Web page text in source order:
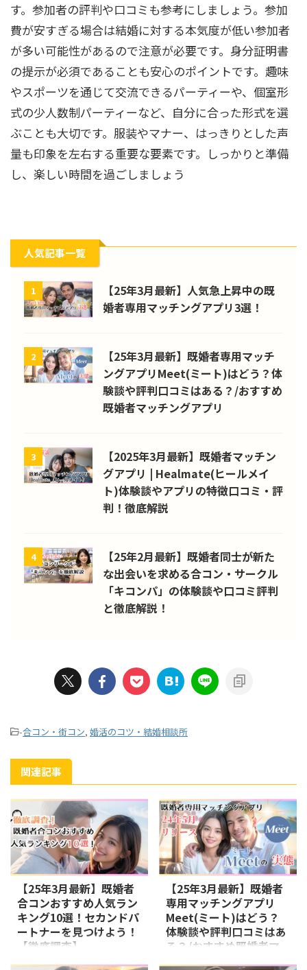
す。参加者の評判や口コミも参考にしましょう。参加
費が安すぎる場合は結婚に対する本気度が低い参加者
が多い可能性があるので注意が必要です。身分証明書
の提示が必須であることも安心のポイントです。趣味
やスポーツを通じて交流できるパーティーや、個室形
式の少人数制パーティーなど、自分に合った形式を選
ぶことも大切です。服装やマナー、はっきりとした声
量も印象を左右する重要な要素です。しっかりと準備
し、楽しい時間を過ごしましょう
人気記事一覧
1
【25年3月最新】人気急上昇中の既
婚者専用マッチングアプリ3選！
2
【25年3月最新】既婚者専用マッチ
ングアプリMeet(ミート)はどう？体
験談や評判口コミはある？/おすすめ
既婚者マッチングアプリ
3
【2025年3月最新】既婚者マッチン
グアプリ | Healmate(ヒールメイ
ト)体験談やアプリの特徴口コミ・評
判！徹底解説
4
【25年2月最新】既婚者同士が新た
な出会いを求める合コン・サークル
「キコンパ」の体験談や口コミ評判
と徹底解説！
-合コン・街コン, 婚活のコツ・結婚相談所
関連記事
【25年3月最新】既婚者
合コンおすすめ人気ラン
キング10選！セカンドパ
ートナーを見つけよう！
【徹底調査】
既婚者の間で注目されている既婚
【25年3月最新】既婚者
専用マッチングアプリ
Meet(ミート)はどう？
体験談や評判口コミはあ
る？/おすすめ既婚者マ
ッチングアプリ